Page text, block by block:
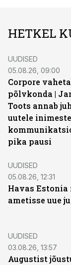
HETKEL
UUDISED
05.08.26, 09:00
Corpore
põlvkonda |
Toots annab
uutele
pika pausi
UUDISED
05.08.26, 12:31
Havas Estonia
ametisse uue
UUDISED
03.08.26, 13:57
Augustist